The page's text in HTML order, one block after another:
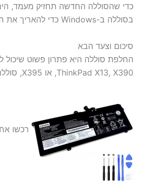
כדי שהסוללה החדשה תחזיק מעמד,
בסוללה ב-Windows כדי להאריך את חייה.
סיכום וצעד הבא
החלפת סוללה היא פתרון פשוט
ThinkPad X13, X390, או X395, סוללת Lenovo L18M6PD1 48Wh היא בחירה מצוינת.
רכשו